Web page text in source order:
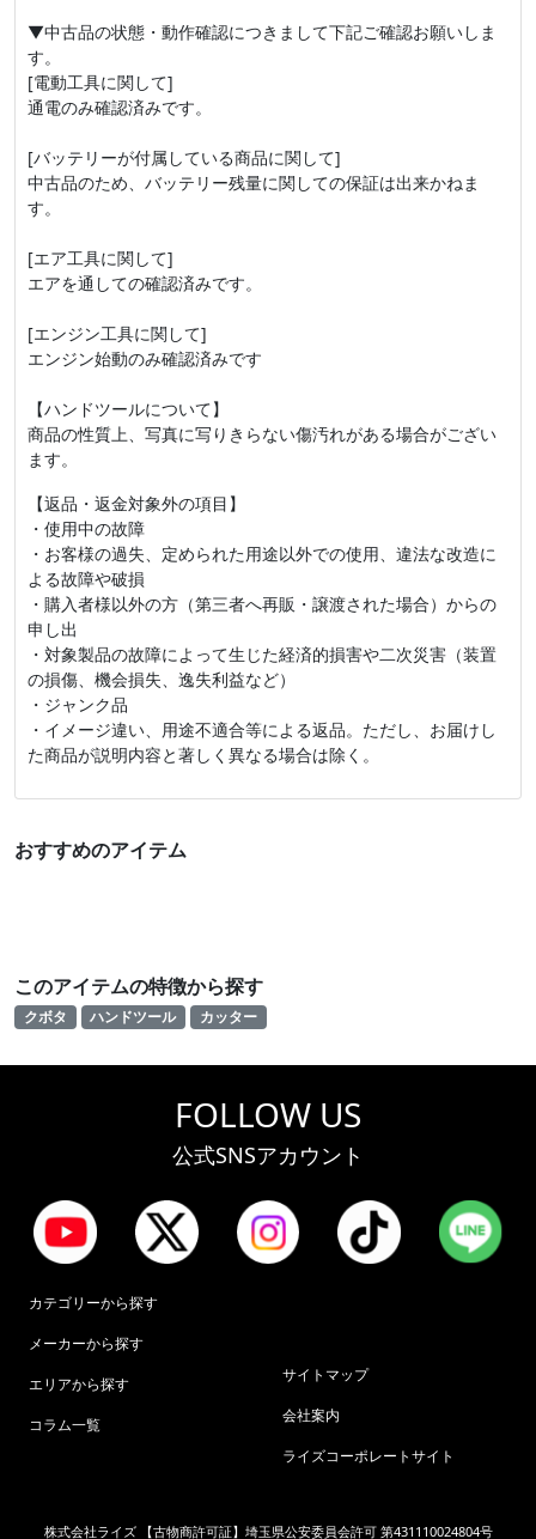
▼中古品の状態・動作確認につきまして下記ご確認お願いしま
す。
[電動工具に関して]
通電のみ確認済みです。
[バッテリーが付属している商品に関して]
中古品のため、バッテリー残量に関しての保証は出来かねま
す。
[エア工具に関して]
エアを通しての確認済みです。
[エンジン工具に関して]
エンジン始動のみ確認済みです
【ハンドツールについて】
商品の性質上、写真に写りきらない傷汚れがある場合がござい
ます。
【返品・返金対象外の項目】
・使用中の故障
・お客様の過失、定められた用途以外での使用、違法な改造に
よる故障や破損
・購入者様以外の方（第三者へ再販・譲渡された場合）からの
申し出
・対象製品の故障によって生じた経済的損害や二次災害（装置
の損傷、機会損失、逸失利益など）
・ジャンク品
・イメージ違い、用途不適合等による返品。ただし、お届けし
た商品が説明内容と著しく異なる場合は除く。
おすすめのアイテム
このアイテムの特徴から探す
クボタ ハンドツール カッター
FOLLOW US
公式SNSアカウント
カテゴリーから探す
メーカーから探す
エリアから探す
コラム一覧
サイトマップ
会社案内
ライズコーポレートサイト
株式会社ライズ 【古物商許可証】埼玉県公安委員会許可 第431110024804号